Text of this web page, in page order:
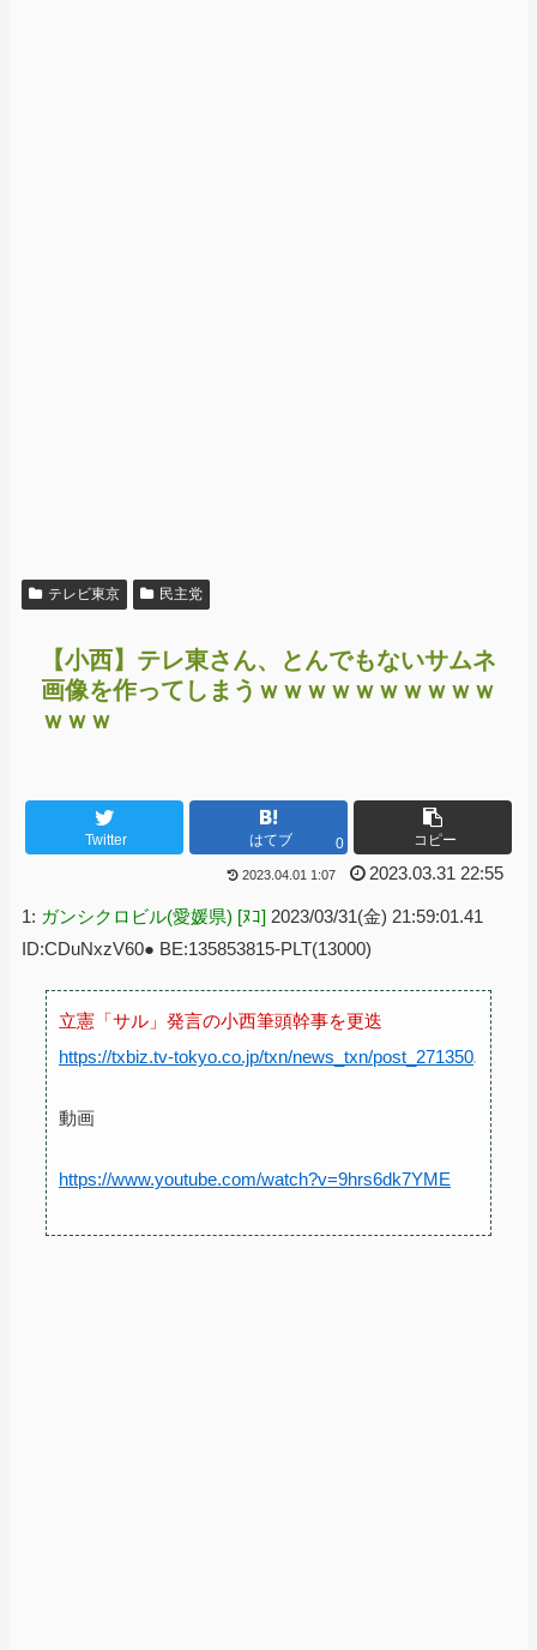
テレビ東京 民主党
【小西】テレ東さん、とんでもないサムネ
画像を作ってしまうｗｗｗｗｗｗｗｗｗｗ
ｗｗｗ
Twitter はてブ 0 コピー
2023.04.01 1:07 2023.03.31 22:55
1: ガンシクロビル(愛媛県) [ﾇｺ] 2023/03/31(金) 21:59:01.41
ID:CDuNxzV60● BE:135853815-PLT(13000)
立憲「サル」発言の小西筆頭幹事を更迭
https://txbiz.tv-tokyo.co.jp/txn/news_txn/post_271350
動画
https://www.youtube.com/watch?v=9hrs6dk7YME